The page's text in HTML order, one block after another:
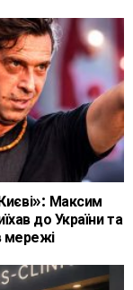
Максим
до України та
мережі